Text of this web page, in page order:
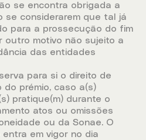
se encontra obrigada a
se considerarem que tal já
para a prossecução do fim
outro motivo não sujeito a
das entidades
para si o direito de
prémio, caso a(s)
pratique(m) durante o
atos ou omissões
ou da Sonae. O
em vigor no dia